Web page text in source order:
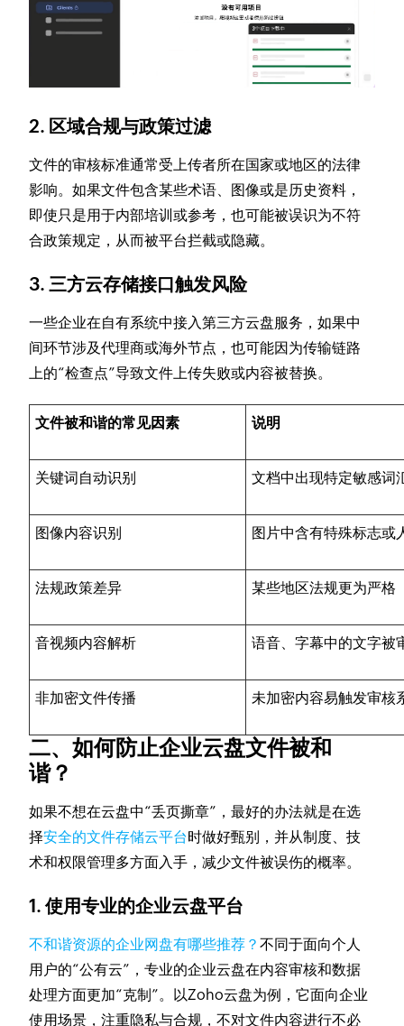
2. 区域合规与政策过滤
文件的审核标准通常受上传者所在国家或地区的法律
影响。如果文件包含某些术语、图像或是历史资料，
即使只是用于内部培训或参考，也可能被误识为不符
合政策规定，从而被平台拦截或隐藏。
3. 三方云存储接口触发风险
一些企业在自有系统中接入第三方云盘服务，如果中
间环节涉及代理商或海外节点，也可能因为传输链路
上的“检查点”导致文件上传失败或内容被替换。
文件被和谐的常见因素 说明
关键词自动识别 文档中出现特定敏感词
图像内容识别 图片中含有特殊标志或
法规政策差异 某些地区法规更为严格
音视频内容解析 语音、字幕中的文字被
非加密文件传播 未加密内容易触发审核
二、如何防止企业云盘文件被和
谐？
如果不想在云盘中“丢页撕章”，最好的办法就是在选
择安全的文件存储云平台时做好甄别，并从制度、技
术和权限管理多方面入手，减少文件被误伤的概率。
1. 使用专业的企业云盘平台
不和谐资源的企业网盘有哪些推荐？不同于面向个人
用户的“公有云”，专业的企业云盘在内容审核和数据
处理方面更加“克制”。以Zoho云盘为例，它面向企业
使用场景，注重隐私与合规，不对文件内容进行不必